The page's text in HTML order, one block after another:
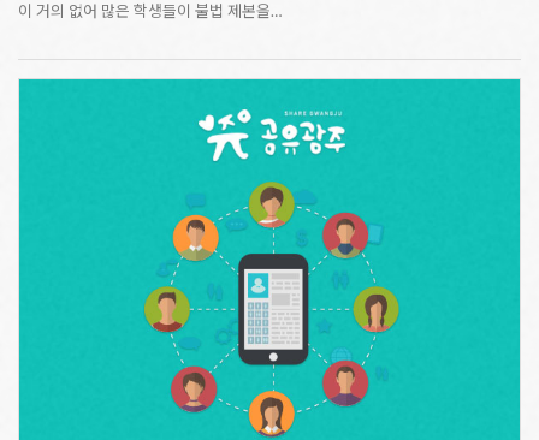
이 거의 없어 많은 학생들이 불법 제본을…